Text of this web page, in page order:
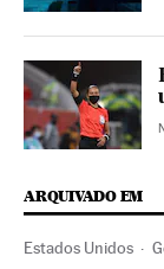
ARQUIVADO EM
Estados Unidos